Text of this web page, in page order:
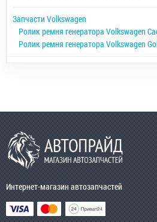
Запчасти Volkswagen
Ролик ремня генератора Volkswagen
Ролик ремня генератора Volkswagen
Интернет-магазин автозапчастей